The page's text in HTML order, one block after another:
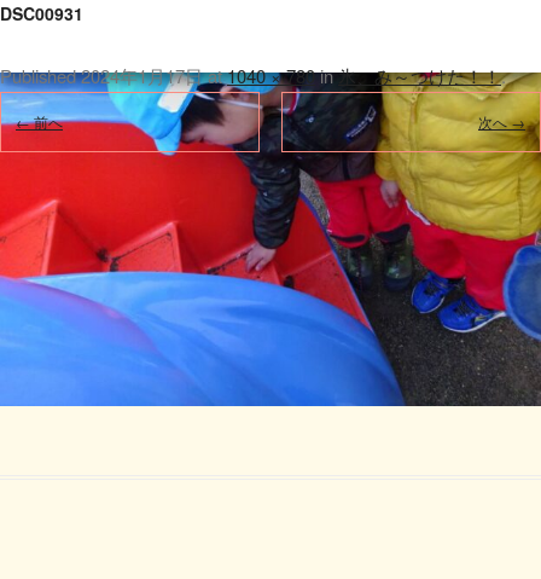
DSC00931
Published2024年1月17日at1040 × 780in氷、み～つけた！！.
← 前へ 次へ →